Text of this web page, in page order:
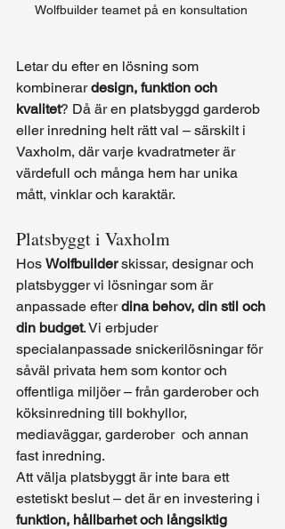
Wolfbuilder teamet på en konsultation
Letar du efter en lösning som
kombinerar design, funktion och
kvalitet? Då är en platsbyggd garderob
eller inredning helt rätt val – särskilt i
Vaxholm, där varje kvadratmeter är
värdefull och många hem har unika
mått, vinklar och karaktär.
Platsbyggt i Vaxholm
Hos Wolfbuilder skissar, designar och
platsbygger vi lösningar som är
anpassade efter dina behov, din stil och
din budget. Vi erbjuder
specialanpassade snickerilösningar för
såväl privata hem som kontor och
offentliga miljöer – från garderober och
köksinredning till bokhyllor,
mediaväggar, garderober  och annan
fast inredning.
Att välja platsbyggt är inte bara ett
estetiskt beslut – det är en investering i
funktion, hållbarhet och långsiktig